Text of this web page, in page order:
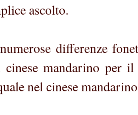
ascolto.
differenze
cinese mandarino per
nel cinese